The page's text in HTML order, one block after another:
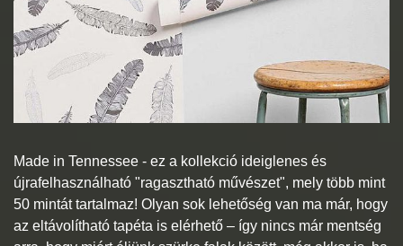
Made in Tennessee - ez a kollekció ideiglenes és
újrafelhasználható "ragasztható művészet", mely több mint
50 mintát tartalmaz! Olyan sok lehetőség van ma már, hogy
az eltávolítható tapéta is elérhető – így nincs már mentség